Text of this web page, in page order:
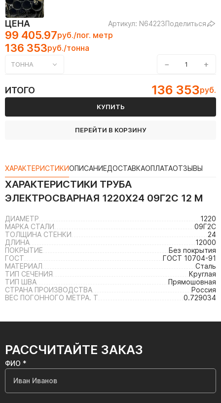
ЦЕНА Артикул: N64223Поделиться
99 405.97руб./пог. метр
136 353руб./тонна
ТОННА − +
ИТОГО 136 353руб.
КУПИТЬ
ПЕРЕЙТИ В КОРЗИНУ
ХАРАКТЕРИСТИКИОПИСАНИЕДОСТАВКАОПЛАТАОТЗЫВЫ
ХАРАКТЕРИСТИКИ ТРУБА
ЭЛЕКТРОСВАРНАЯ 1220Х24 09Г2С 12 М
ДИАМЕТР
1220
МАРКА СТАЛИ
09Г2С
ТОЛЩИНА СТЕНКИ
24
ДЛИНА
12000
ПОКРЫТИЕ
Без покрытия
ГОСТ
ГОСТ 10704-91
МАТЕРИАЛ
Сталь
ТИП СЕЧЕНИЯ
Круглая
ТИП ШВА
Прямошовная
СТРАНА ПРОИЗВОДСТВА
Россия
ВЕС ПОГОННОГО МЕТРА. Т
0.729034
РАССЧИТАЙТЕ ЗАКАЗ
ФИО *